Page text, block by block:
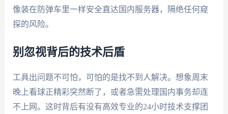
像装在防弹车里一样安全直达国内服务器，隔绝任何窥
探的风险。
别忽视背后的技术后盾
工具出问题不可怕，可怕的是找不到人解决。想象周末
晚上看球正精彩突然断了，或者急需处理国内事务却连
不上网。这时背后有没有高效专业的24小时技术支撑团